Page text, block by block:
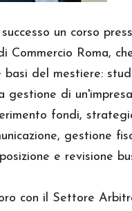
un corso
Commercio Roma,
del mestiere:
gestione di un'impresa
fondi,
gestione
e revisione
con il Settore